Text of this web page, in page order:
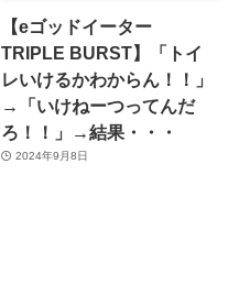
【eゴッドイーター
TRIPLE BURST】「トイ
レいけるかわからん！！」
→「いけねーつってんだ
ろ！！」→結果・・・
2024年9月8日